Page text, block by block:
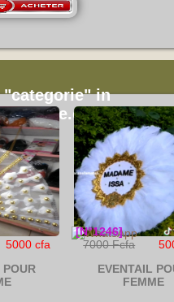
"categorie" in
5000 cfa
POUR
[N°1246]
7000 Fcfa
EVENTAIL
FEMME